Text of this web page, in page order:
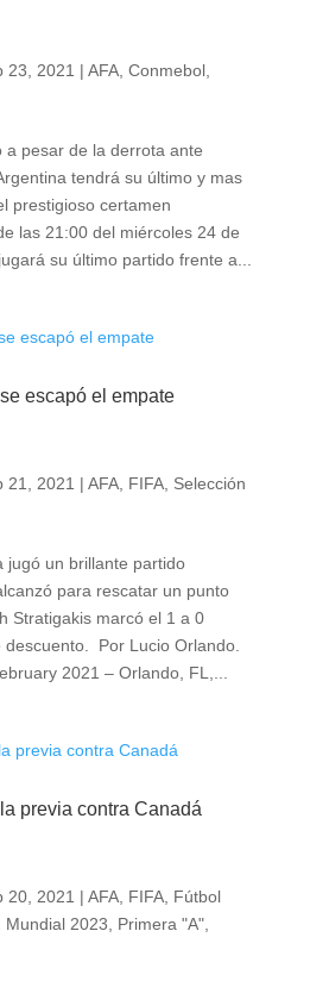
23, 2021 | AFA, Conmebol,
a pesar de la derrota ante
tendrá su último y mas
prestigioso certamen
las 21:00 del miércoles 24 de
su último partido frente a...
escapó el empate
21, 2021 | AFA, FIFA, Selección
jugó un brillante partido
para rescatar un punto
Stratigakis marcó el 1 a 0
Por Lucio Orlando.
2021 – Orlando, FL,...
previa contra Canadá
20, 2021 | AFA, FIFA, Fútbol
Mundial 2023 Primera "A",